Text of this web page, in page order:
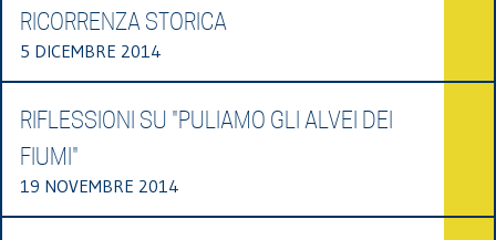
RICORRENZA STORICA
5 DICEMBRE 2014
RIFLESSIONI SU "PULIAMO GLI ALVEI DEI
FIUMI"
19 NOVEMBRE 2014